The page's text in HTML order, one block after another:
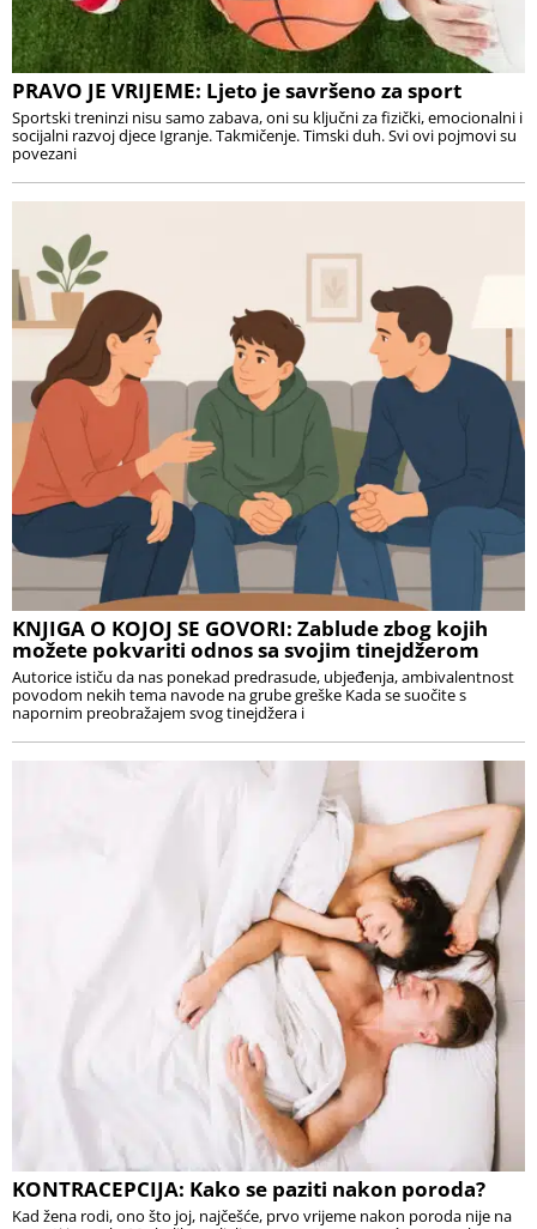
PRAVO JE VRIJEME: Ljeto je savršeno za sport
Sportski treninzi nisu samo zabava, oni su ključni za fizički, emocionalni i
socijalni razvoj djece Igranje. Takmičenje. Timski duh. Svi ovi pojmovi su
povezani
KNJIGA O KOJOJ SE GOVORI: Zablude zbog kojih
možete pokvariti odnos sa svojim tinejdžerom
Autorice ističu da nas ponekad predrasude, ubjeđenja, ambivalentnost
povodom nekih tema navode na grube greške Kada se suočite s
napornim preobražajem svog tinejdžera i
KONTRACEPCIJA: Kako se paziti nakon poroda?
Kad žena rodi, ono što joj, najčešće, prvo vrijeme nakon poroda nije na